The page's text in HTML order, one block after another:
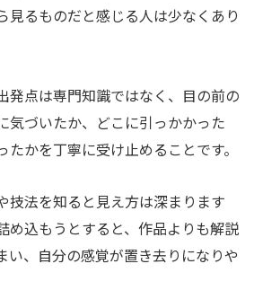
見るものだと感じる人は少なくあり
発点は専門知識ではなく、目の前の
気づいたか、どこに引っかかった
かを丁寧に受け止めることです。
技法を知ると見え方は深まります
め込もうとすると、作品よりも解説
い、自分の感覚が置き去りになりや